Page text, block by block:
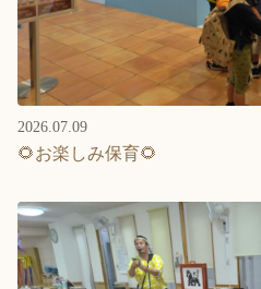
2026.07.09
🌻お楽しみ保育🌻